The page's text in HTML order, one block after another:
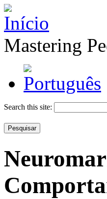
Mastering
Search this site: